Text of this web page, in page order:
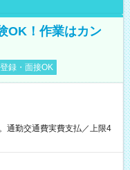
OK！作業はカン
録・面接OK
通勤交通費実費支払／上限4